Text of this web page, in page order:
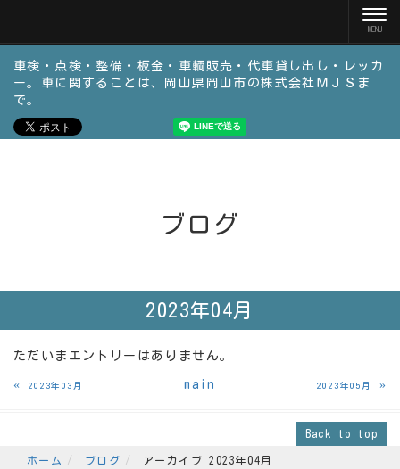
車検・点検・整備・板金・車輌販売・代車貸し出し・レッカ
ー。車に関することは、岡山県岡山市の株式会社ＭＪＳま
で。
ブログ
2023年04月
ただいまエントリーはありません。
« 2023年03月 main 2023年05月 »
Back to top
ホーム ブログ アーカイブ 2023年04月